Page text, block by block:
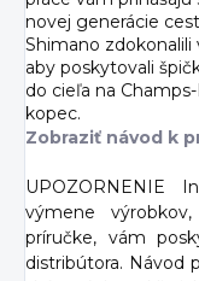
novej generácie
Shimano
aby poskytovali
do cieľa na
kopec.
Zobraziť návod k
UPOZORNENIE
výmene
príručke, vám
distribútora. Návod